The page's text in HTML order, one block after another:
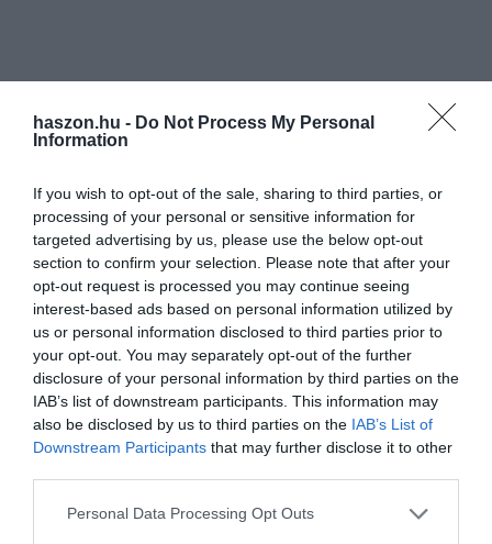
haszon.hu - Do Not Process My Personal
Information
If you wish to opt-out of the sale, sharing to third parties, or
processing of your personal or sensitive information for
targeted advertising by us, please use the below opt-out
section to confirm your selection. Please note that after your
opt-out request is processed you may continue seeing
interest-based ads based on personal information utilized by
us or personal information disclosed to third parties prior to
your opt-out. You may separately opt-out of the further
disclosure of your personal information by third parties on the
IAB’s list of downstream participants. This information may
also be disclosed by us to third parties on the IAB’s List of
Downstream Participants that may further disclose it to other
Please note that this website/app uses one or more Google
Personal Data Processing Opt Outs